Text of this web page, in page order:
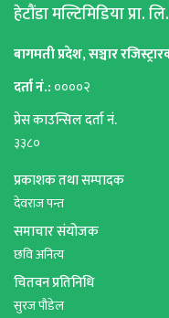
हेटौंडा मल्टिमिडिया प्रा.
बागमती प्रदेश, सञ्चार
दर्ता नं.: ००००२
प्रेस काउन्सिल दर्ता नं.
३३८०
प्रकाशक तथा सम्पादक
देवराज पन्त
समाचार संयोजक
छवि अनित्य
चितवन प्रतिनिधि
सुरज पौडेल